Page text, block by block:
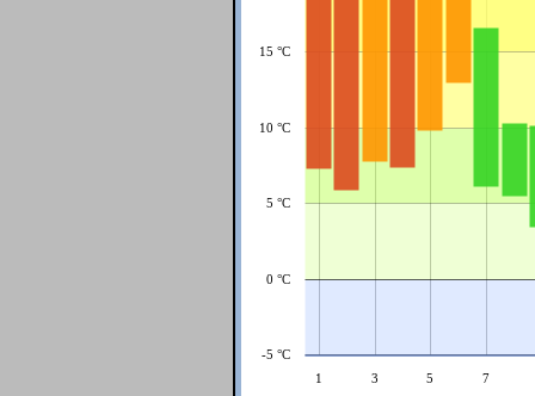
1 3 5 7
-5 °C
0 °C
5 °C
10 °C
15 °C